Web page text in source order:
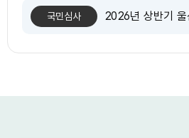
국민심사